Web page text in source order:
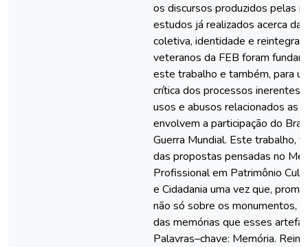
os discursos produzidos pelas
estudos já realizados acerca da
coletiva, identidade e
veteranos da FEB foram
este trabalho e também, para
crítica dos processos inerentes
usos e abusos relacionados as
envolvem a participação do
Guerra Mundial. Este trabalho,
das propostas pensadas no
Profissional em Patrimônio
e Cidadania uma vez que,
não só sobre os monumentos,
das memórias que esses
Palavras–chave: Memória.